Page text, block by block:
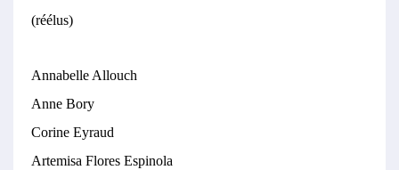
(réélus)
Annabelle Allouch
Anne Bory
Corine Eyraud
Artemisa Flores Espinola